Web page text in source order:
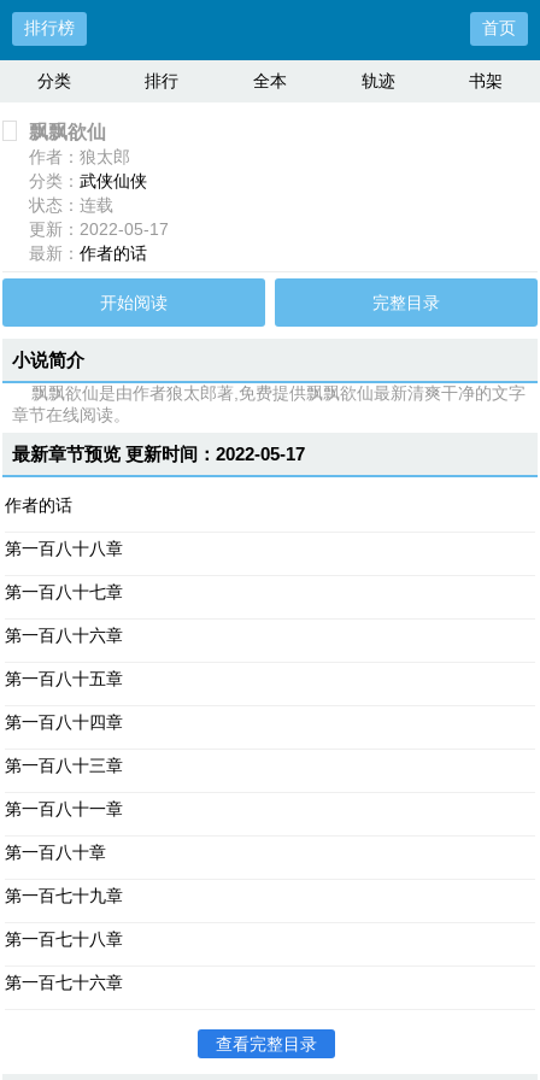
排行榜 首页
分类 排行 全本 轨迹 书架
飘飘欲仙
作者：狼太郎
分类：武侠仙侠
状态：连载
更新：2022-05-17
最新：作者的话
开始阅读 完整目录
小说简介
飘飘欲仙是由作者狼太郎著,免费提供飘飘欲仙最新清爽干净的文字
章节在线阅读。
最新章节预览 更新时间：2022-05-17
作者的话
第一百八十八章
第一百八十七章
第一百八十六章
第一百八十五章
第一百八十四章
第一百八十三章
第一百八十一章
第一百八十章
第一百七十九章
第一百七十八章
第一百七十六章
查看完整目录